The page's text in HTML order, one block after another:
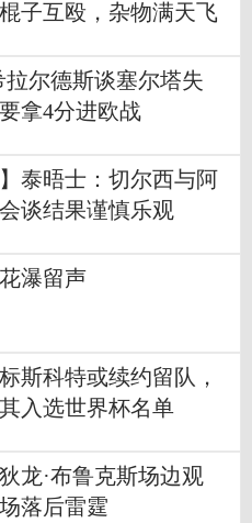
子互殴，杂物满天飞
尔德斯谈塞尔塔失
拿4分进欧战
泰晤士：切尔西与阿
谈结果谨慎乐观
瀑留声
斯科特或续约留队，
入选世界杯名单
龙·布鲁克斯场边观
落后雷霆